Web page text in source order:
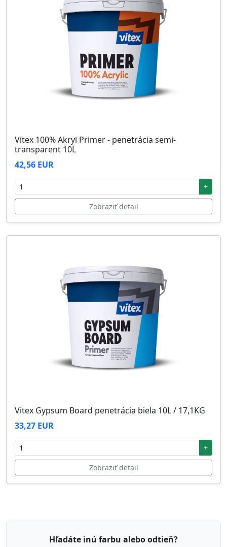
Vitex 100% Akryl Primer - penetrácia semi-
transparent 10L
42,56 EUR
+
Zobraziť detail
Vitex Gypsum Board penetrácia biela 10L / 17,1KG
33,27 EUR
+
Zobraziť detail
Hľadáte inú farbu alebo odtieň?